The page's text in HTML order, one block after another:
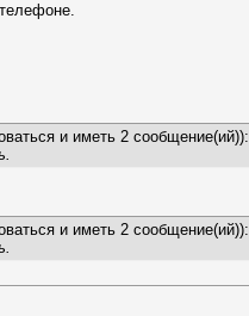
и иметь 2 сообщение(ий)):
и иметь 2 сообщение(ий)):